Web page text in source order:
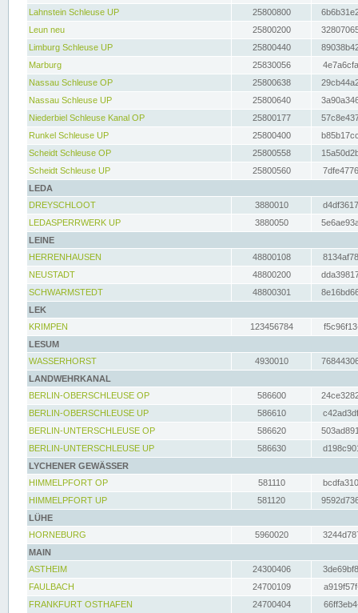
Lahnstein Schleuse UP
25800800
Leun neu
25800200
Limburg Schleuse UP
25800440
Marburg
25830056
Nassau Schleuse OP
25800638
Nassau Schleuse UP
25800640
Niederbiel Schleuse Kanal OP
25800177
Runkel Schleuse UP
25800400
Scheidt Schleuse OP
25800558
Scheidt Schleuse UP
25800560
LEDA
DREYSCHLOOT
3880010
LEDASPERRWERK UP
3880050
LEINE
HERRENHAUSEN
48800108
NEUSTADT
48800200
SCHWARMSTEDT
48800301
LEK
KRIMPEN
123456784
LESUM
WASSERHORST
4930010
LANDWEHRKANAL
BERLIN-OBERSCHLEUSE OP
586600
BERLIN-OBERSCHLEUSE UP
586610
BERLIN-UNTERSCHLEUSE OP
586620
BERLIN-UNTERSCHLEUSE UP
586630
LYCHENER GEWÄSSER
HIMMELPFORT OP
581110
HIMMELPFORT UP
581120
LÜHE
HORNEBURG
5960020
MAIN
ASTHEIM
24300406
FAULBACH
24700109
FRANKFURT OSTHAFEN
24700404